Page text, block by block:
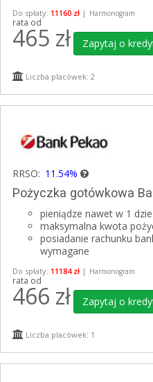
Do spłaty: 11160 zł | Harmonogram
rata od
465 zł Zapytaj o
Liczba placówek: 2
RRSO: 11.54%
Pożyczka gotówkowa
pieniądze nawet w 1
maksymalna kwota
posiadanie rachunku
wymagane
Do spłaty: 11184 zł | Harmonogram
rata od
466 zł Zapytaj o
Liczba placówek: 1